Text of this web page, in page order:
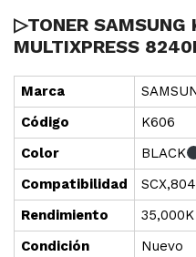
▷TONER SAMSUNG
MULTIXPRESS
Marca
Código
K606
Color
BLACK
Compatibilidad
Rendimiento
35,000K
Condición
Nuevo